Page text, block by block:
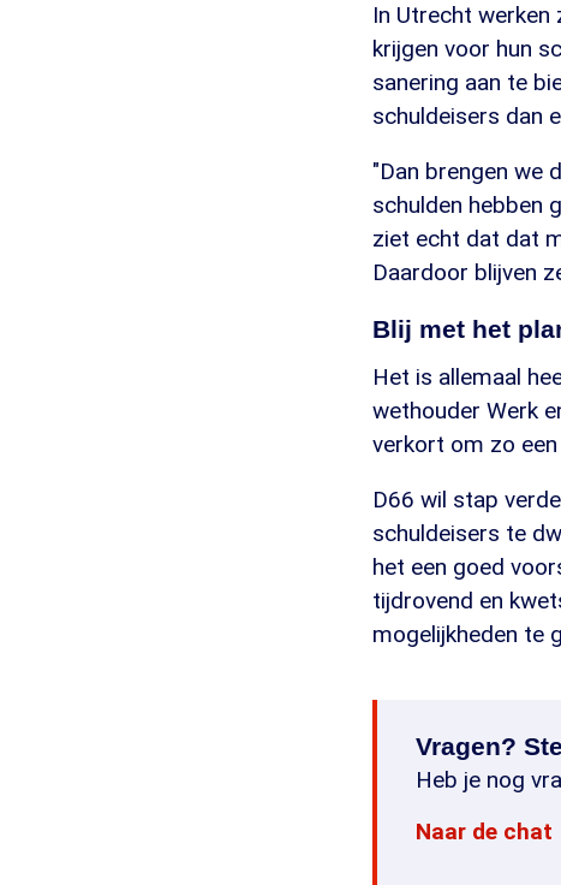
In Utrecht werken
krijgen voor hun
sanering aan te
schuldeisers dan
"Dan brengen we
schulden hebben
ziet echt dat dat
Daardoor blijven
Blij met het
Het is allemaal
wethouder Werk
verkort om zo
D66 wil stap
schuldeisers te
het een goed
tijdrovend en
mogelijkheden te
Vragen?
Heb je nog
Naar de chat